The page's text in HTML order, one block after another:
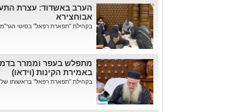
הערב באשדוד: עצרת
אבוחצירא
בקהילת "תפארת רפאל" בסיטי
מתפלש בעפר וממרר
באמירת הקינות (וידאו)
בקהילת "תפארת רפאל" בראשותו של